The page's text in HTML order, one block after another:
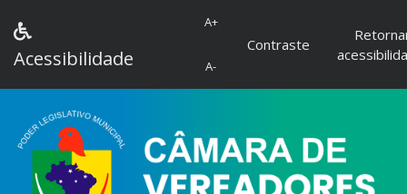
Acessibilidade
A+
A-
Contraste